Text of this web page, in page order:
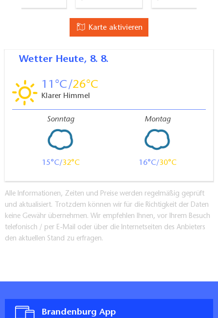
Karte aktivieren
Wetter Heute, 8. 8.
11 26
Klarer Himmel
Sonntag
15 32
Montag
16 30
Alle Informationen, Zeiten und Preise werden regelmäßig geprüft
und aktualisiert. Trotzdem können wir für die Richtigkeit der Daten
keine Gewähr übernehmen. Wir empfehlen Ihnen, vor Ihrem Besuch
telefonisch / per E-Mail oder über die Internetseiten des Anbieters
den aktuellen Stand zu erfragen.
Brandenburg App